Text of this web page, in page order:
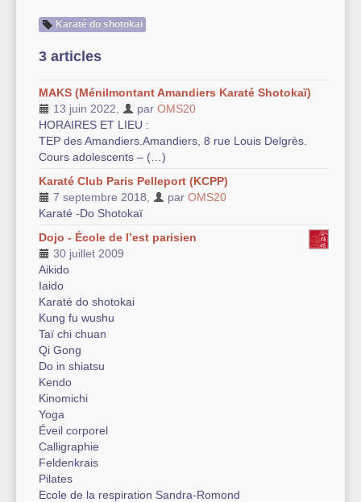
Karaté do shotokai
3 articles
MAKS (Ménilmontant Amandiers Karaté Shotokaï)
13 juin 2022
par OMS20
HORAIRES ET LIEU :
TEP des Amandiers.Amandiers, 8 rue Louis Delgrès.
Cours adolescents – (…)
Karaté Club Paris Pelleport (KCPP)
7 septembre 2018
par OMS20
Karaté -Do Shotokaï
Dojo - École de l’est parisien
30 juillet 2009
Aikido
Iaido
Karaté do shotokai
Kung fu wushu
Taï chi chuan
Qi Gong
Do in shiatsu
Kendo
Kinomichi
Yoga
Éveil corporel
Calligraphie
Feldenkrais
Pilates
Ecole de la respiration Sandra-Romond